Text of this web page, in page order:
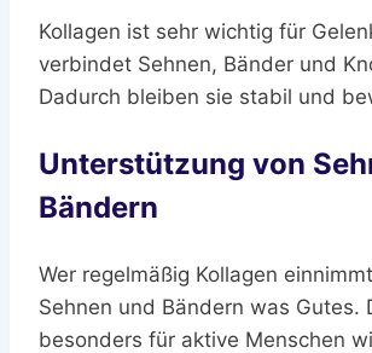
Kollagen ist sehr wichtig für
verbindet Sehnen, Bänder und
Dadurch bleiben sie stabil und
Unterstützung von
Bändern
Wer regelmäßig Kollagen
Sehnen und Bändern was Gutes.
besonders für aktive Menschen